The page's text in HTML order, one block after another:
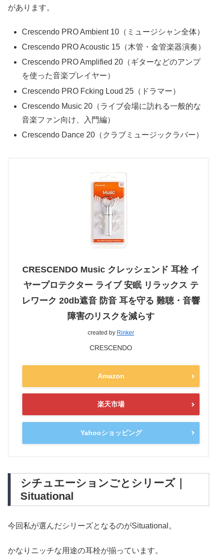
があります。
Crescendo PRO Ambient 10（ミュージシャン全体）
Crescendo PRO Acoustic 15（木管・金管楽器演奏）
Crescendo PRO Amplified 20（ギターなどのアンプ
を使った音楽プレイヤー）
Crescendo PRO Fcking Loud 25（ドラマー）
Crescendo Music 20（ライブ会場に訪れる一般的な
音楽ファン向け、入門編）
Crescendo Dance 20（クラブミュージックラバー）
CRESCENDO Music クレッシェンド 耳栓 イ
ヤープロテクター ライブ 安眠 リラックス テ
レワーク 20db遮音 防音 耳を守る 難聴・音響
障害のリスクを減らす
created by Rinker
CRESCENDO
Amazon
楽天市場
Yahooショッピング
シチュエーションごとシリーズ｜
Situational
今回私が選んだシリーズとなるのがSituational。
かなりニッチな用途の耳栓が揃っています。